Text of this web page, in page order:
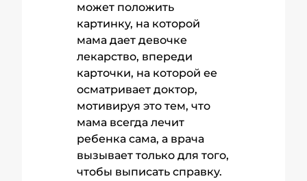
может положить
картинку, на которой
мама дает девочке
лекарство, впереди
карточки, на которой ее
осматривает доктор,
мотивируя это тем, что
мама всегда лечит
ребенка сама, а врача
вызывает только для того,
чтобы выписать справку.